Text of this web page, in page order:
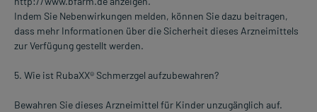
Indem Sie Nebenwirkungen melden, können Sie dazu beitragen,
dass mehr Informationen über die Sicherheit dieses Arzneimittels
zur Verfügung gestellt werden.
5. Wie ist RubaXX® Schmerzgel aufzubewahren?
Bewahren Sie dieses Arzneimittel für Kinder unzugänglich auf.